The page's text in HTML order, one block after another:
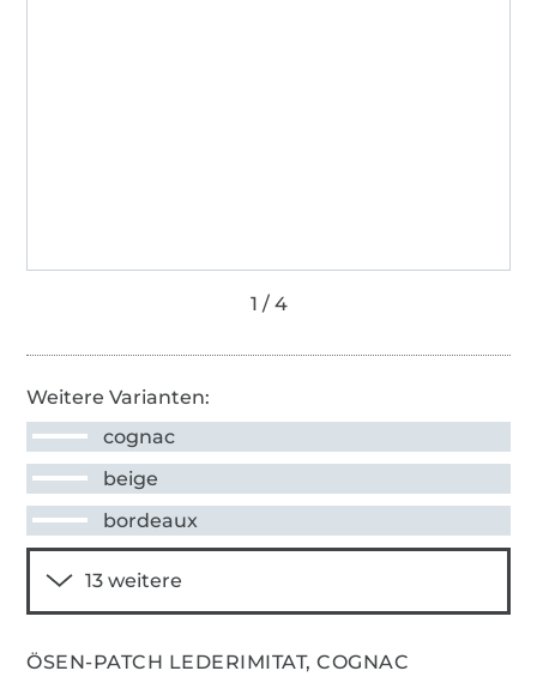
Weitere Varianten:
cognac
beige
bordeaux
ÖSEN-PATCH LEDERIMITAT, COGNAC